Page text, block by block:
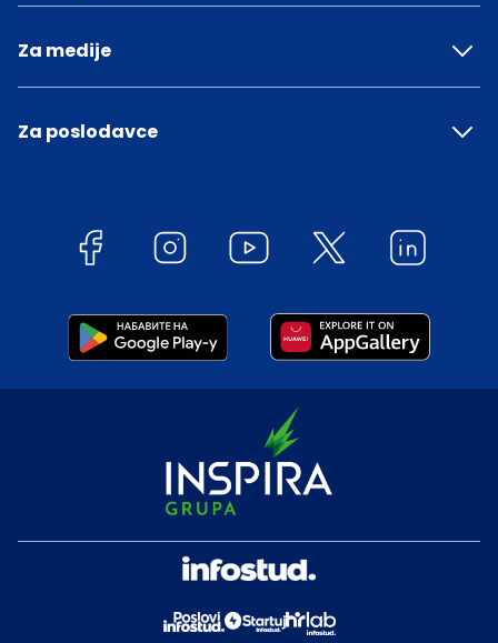
Za medije
Za poslodavce